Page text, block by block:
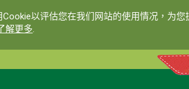
Cookie以评估您在我们网站的使用情况，为
解更多.